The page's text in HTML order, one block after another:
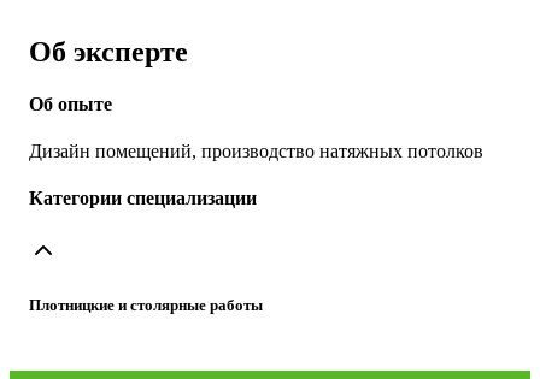
Об эксперте
Об опыте
Дизайн помещений, производство натяжных потолков
Категории специализации
Плотницкие и столярные работы